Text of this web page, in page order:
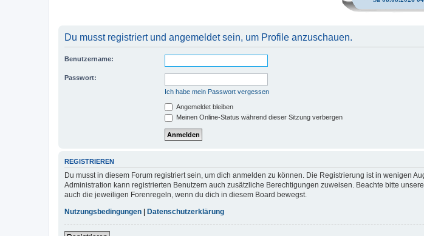
Du musst registriert und angemeldet sein, um Profile anzuschauen.
Benutzername:
Passwort:
Ich habe mein Passwort vergessen
Angemeldet bleiben
Meinen Online-Status während dieser Sitzung verbergen
REGISTRIEREN
Du musst in diesem Forum registriert sein, um dich anmelden zu können. Die Registrierung ist in wenigen
Administration kann registrierten Benutzern auch zusätzliche Berechtigungen zuweisen. Beachte bitte
auch die jeweiligen Forenregeln, wenn du dich in diesem Board bewegst.
Nutzungsbedingungen
Datenschutzerklärung